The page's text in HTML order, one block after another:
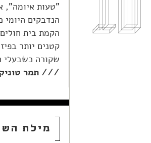
"טעות איומה",
הנדבקים
קטנים יותר
שקורה כשבעלי
/// תמר טוניק
מילת